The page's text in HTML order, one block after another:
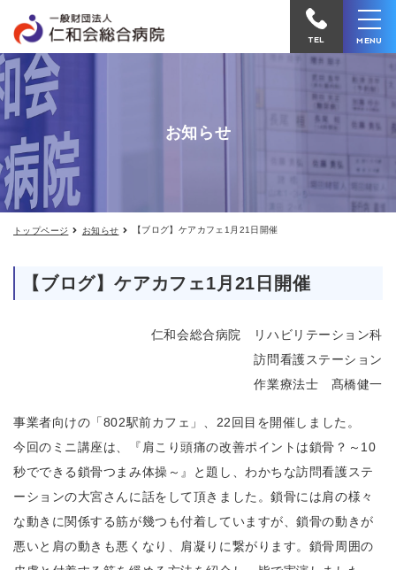
グ】
ケ
ア
カ
フ
ェ
月
21
日
開
催
病
院
電
か
る
TEL MENU
お知らせ
トップページ お知らせ 【ブログ】ケアカフェ1月21日開催
【ブログ】ケアカフェ1月21日開催
仁和会総合病院 リハビリテーション科
訪問看護ステーション
作業療法士 髙橋健一
事業者向けの「802駅前カフェ」、22回目を開催しました。
今回のミニ講座は、『肩こり頭痛の改善ポイントは鎖骨？～10
秒でできる鎖骨つまみ体操～』と題し、わかちな訪問看護ステ
ーションの大宮さんに話をして頂きました。鎖骨には肩の様々
な動きに関係する筋が幾つも付着していますが、鎖骨の動きが
悪いと肩の動きも悪くなり、肩凝りに繋がります。鎖骨周囲の